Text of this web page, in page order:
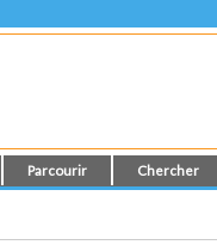
Parcourir Chercher